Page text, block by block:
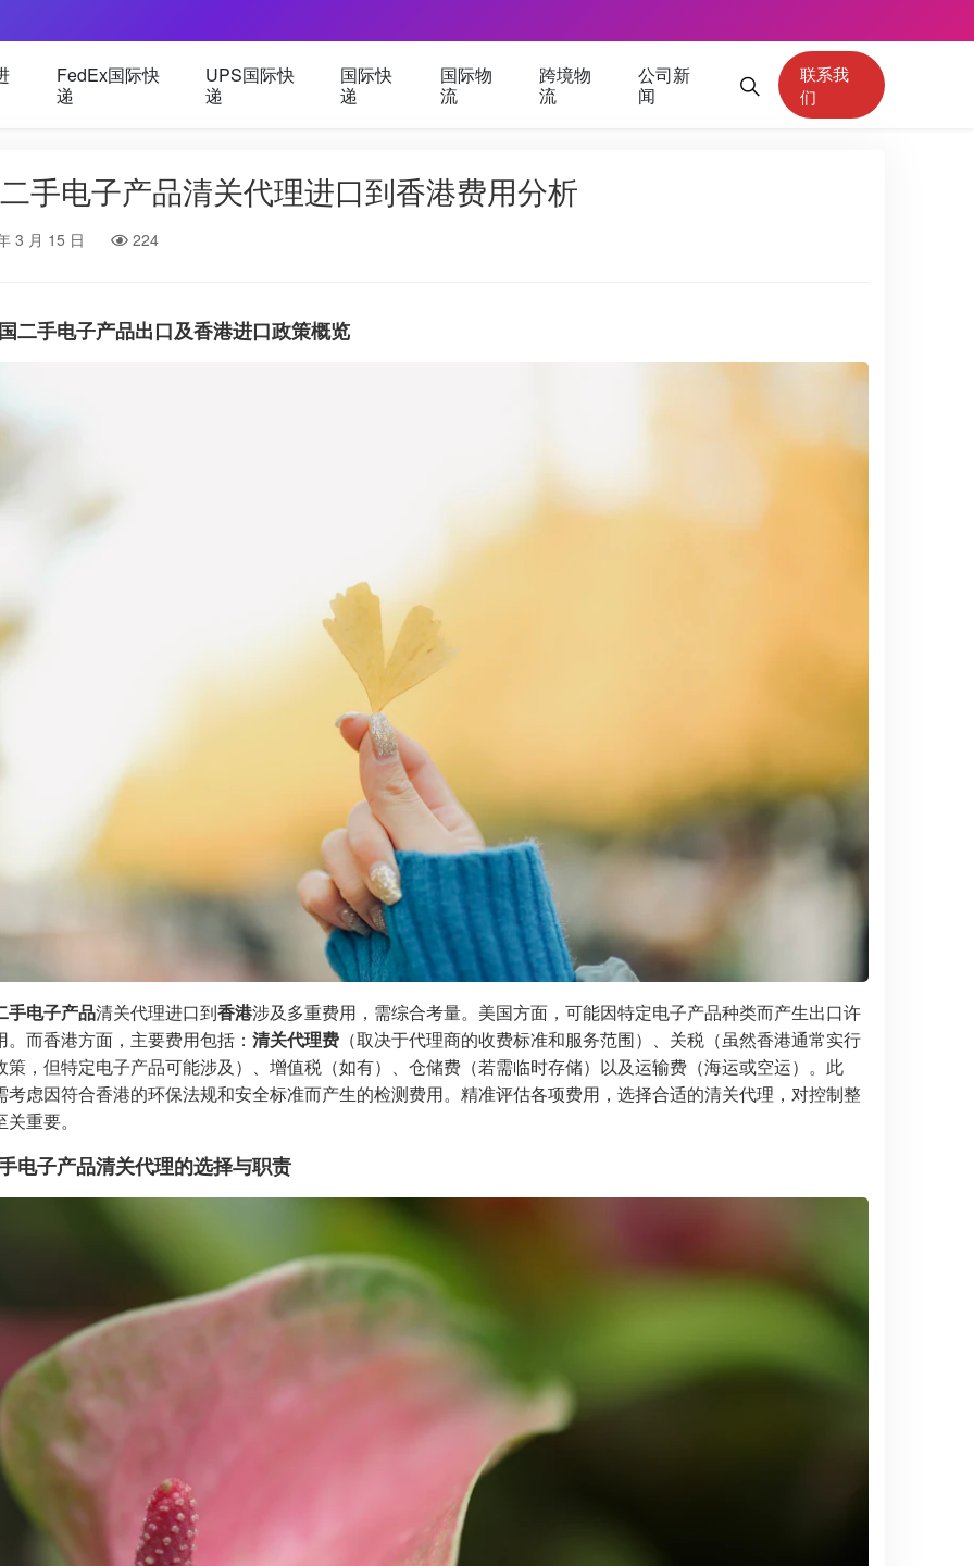
FedEx国际快
递
UPS国际快
递
国际快
递
国际物
流
跨境物
流
公司新
闻
联系我
们
手电子产品清关代理进口到香港费用分析
3 月 15 日 224
二手电子产品出口及香港进口政策概览
手电子产品清关代理进口到香港涉及多重费用，需综合考量。美国方面，可能因特定电子产品种类而产生出口许
。而香港方面，主要费用包括： 清关代理费 （取决于代理商的收费标准和服务范围）、关税（虽然香港通常实行
策，但特定电子产品可能涉及）、增值税（如有）、仓储费（若需临时存储）以及运输费（海运或空运）。此
考虑因符合香港的环保法规和安全标准而产生的检测费用。精准评估各项费用，选择合适的清关代理，对控制整
重要。
电子产品清关代理的选择与职责